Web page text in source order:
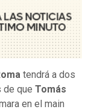
tendrá a dos
de que Tomás
en el main